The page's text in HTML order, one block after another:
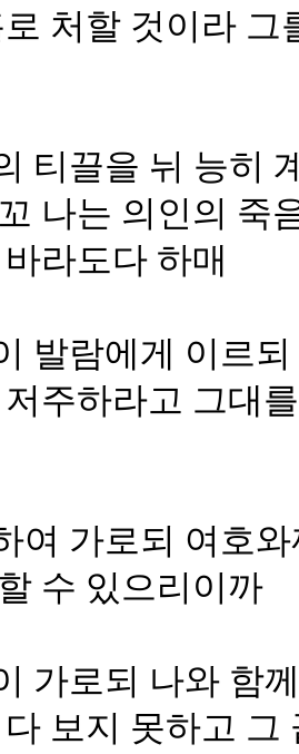
처할 것이라
티끌을 뉘 능히
나는 의인의 죽
라도다 하매
발람에게 이르
주하라고 그대
여 가로되 여호
수 있으리이까
가로되 나와 함
보지 못하고